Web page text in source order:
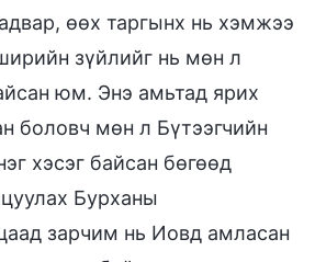
өөх таргынх нь хэмжээ
зүйлийг нь мөн л
юм. Энэ амьтад ярих
боловч мөн л Бүтээгчийн
хэсэг байсан бөгөөд
Бурханы
зарчим нь Иовд амласан